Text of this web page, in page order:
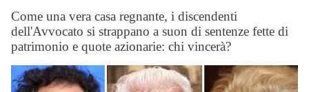
Come una vera casa regnante, i discendenti
dell'Avvocato si strappano a suon di sentenze fette di
patrimonio e quote azionarie: chi vincerà?